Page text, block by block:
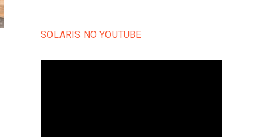
SOLARIS NO YOUTUBE